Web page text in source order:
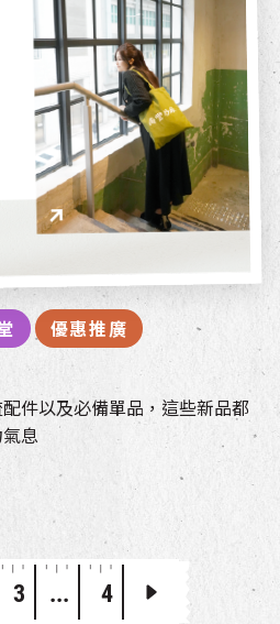
優惠推廣
件以及必備單品，這些新品都
息
3 ... 4